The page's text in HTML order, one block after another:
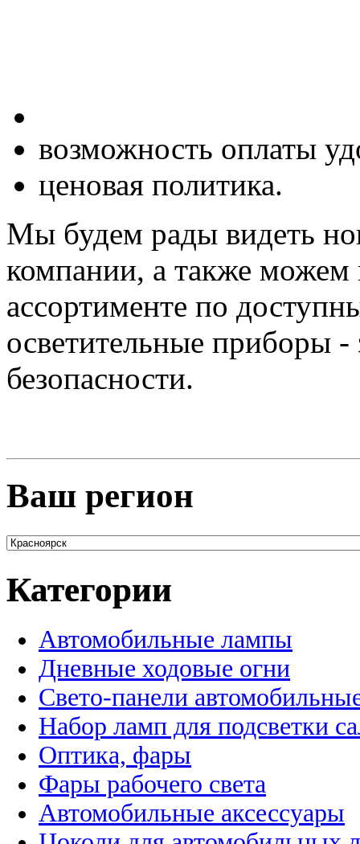
возможность оплаты
ценовая политика.
Мы будем рады видеть
компании, а также можем
ассортименте по
осветительные приборы
безопасности.
Ваш регион
Категории
Автомобильные лампы
Дневные ходовые огни
Свето-панели
Набор ламп для подсветки
Оптика, фары
Фары рабочего света
Автомобильные аксессуары